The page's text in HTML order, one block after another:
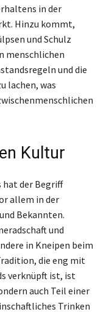
in der
Hinzu kommt,
und Schulz
menschlichen
und die
lachen, was
Kultur
hat der Begriff
allem in der
Bekannten.
und
in Kneipen beim
die eng mit
verknüpft ist, ist
auch Teil einer
Trinken